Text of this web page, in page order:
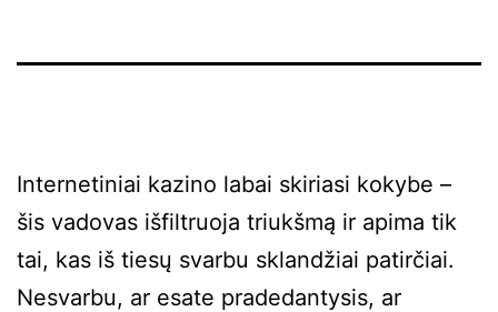
Internetiniai kazino labai skiriasi kokybe –
šis vadovas išfiltruoja triukšmą ir apima tik
tai, kas iš tiesų svarbu sklandžiai patirčiai.
Nesvarbu, ar esate pradedantysis, ar